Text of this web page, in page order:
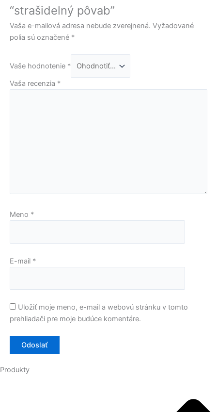
“strašidelný pôvab”
Vaša e-mailová adresa nebude zverejnená. Vyžadované
polia sú označené *
Vaše hodnotenie *
Vaša recenzia *
Meno *
E-mail *
Uložiť moje meno, e-mail a webovú stránku v tomto
prehliadači pre moje budúce komentáre.
Produkty